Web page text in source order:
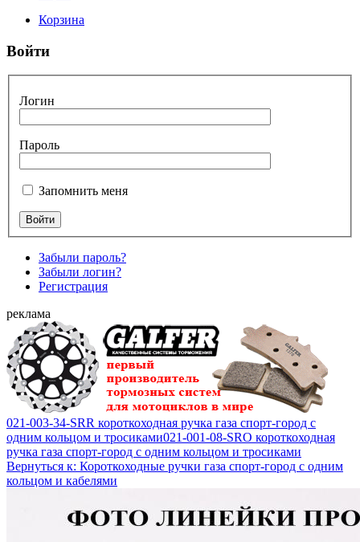
Корзина
Войти
Логин
Пароль
Запомнить меня
Забыли пароль?
Забыли логин?
Регистрация
реклама
021-003-34-SRR короткоходная ручка газа спорт-город с
одним кольцом и тросиками021-001-08-SRO короткоходная
ручка газа спорт-город с одним кольцом и тросиками
Вернуться к: Короткоходные ручки газа спорт-город с одним
кольцом и кабелями